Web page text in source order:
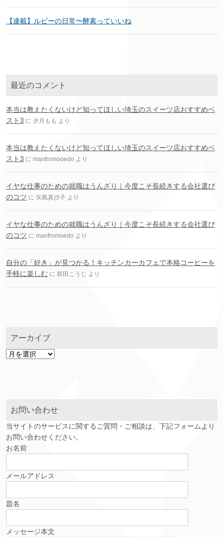
【連載】ルビーの日常〜酵素っていいね
最近のコメント
本当は教えたくないけど知ってほしい埼玉のスイーツ店おすすめベ
スト3 に 夕月もも より
本当は教えたくないけど知ってほしい埼玉のスイーツ店おすすめベ
スト3 に manfromooedo より
イヤな仕事のための就職はうんざり｜今度こそ長続きする会社選び
のコツ に 矢島真沙子 より
イヤな仕事のための就職はうんざり｜今度こそ長続きする会社選び
のコツ に manfromoedo より
自分の「好き」が見つかる！キッチンカーカフェで本格コーヒーを
手軽に楽しむ に 前田こうじ より
アーカイブ
ア
お問い合わせ
当サイトのサービスに関するご質問・ご相談は、下記フォームより
お問い合わせください。
お名前
メールアドレス
題名
メッセージ本文